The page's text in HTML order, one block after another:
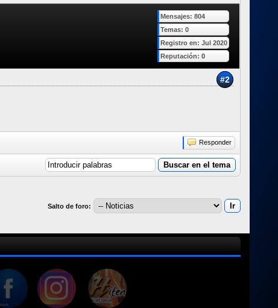
Mensajes: 804
Temas: 0
Registro en: Jul 2020
Reputación: 0
#2
Responder
Salto de foro: